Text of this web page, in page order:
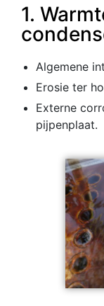
1.
Algemene
Erosie ter
Externe
pijpenplaat.